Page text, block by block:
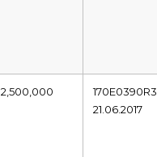
2,500,000
21.06.2017